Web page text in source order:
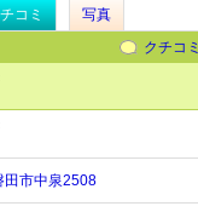
コミ
写真
クチコ
田市中泉2508